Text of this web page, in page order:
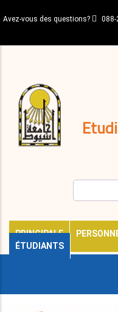
au
principal
Avez-vous des questions? 088-
PRINCIPALE
ÉTUDIANTS
décisions
Expatriés
Journal